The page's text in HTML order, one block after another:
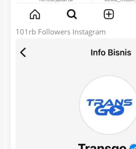
101rb Followers Instagram